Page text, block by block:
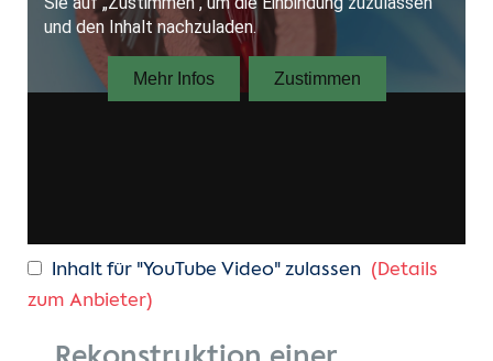
Inhalt für "YouTube Video" zulassen (Details
zum Anbieter)